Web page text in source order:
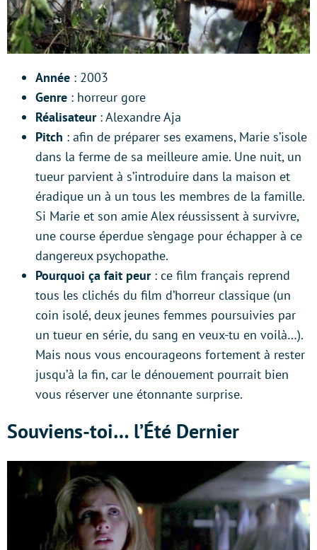
Année : 2003
Genre : horreur gore
Réalisateur: Alexandre Aja
Pitch : afin de préparer ses examens, Marie s’isole
dans la ferme de sa meilleure amie. Une nuit, un
tueur parvient à s’introduire dans la maison et
éradique un à un tous les membres de la famille.
Si Marie et son amie Alex réussissent à survivre,
une course éperdue s’engage pour échapper à ce
dangereux psychopathe.
Pourquoi ça fait peur: ce film français reprend
tous les clichés du film d’horreur classique (un
coin isolé, deux jeunes femmes poursuivies par
un tueur en série, du sang en veux-tu en voilà…).
Mais nous vous encourageons fortement à rester
jusqu’à la fin, car le dénouement pourrait bien
vous réserver une étonnante surprise.
Souviens-toi… l’Été Dernier